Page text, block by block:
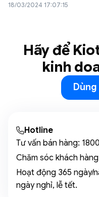
18/03/2024 17:07:15
Hãy để
kinh
Hotline
Tư vấn bán hàng:
Chăm sóc khách
Hoạt động 365 ngày/
ngày nghỉ, lễ tết.